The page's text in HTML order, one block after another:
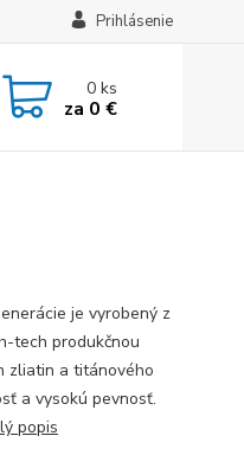
Prihlásenie
0ks
za 0 €
je vyrobený z
tech produkčnou
zliatin a titánového
a vysokú pevnosť.
popis